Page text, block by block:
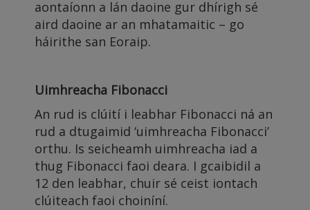
aontaíonn a lán daoine gur dhírigh sé
aird daoine ar an mhatamaitic – go
háirithe san Eoraip.
Uimhreacha Fibonacci
An rud is clúití i leabhar Fibonacci ná an
rud a dtugaimid ‘uimhreacha Fibonacci’
orthu. Is seicheamh uimhreacha iad a
thug Fibonacci faoi deara. I gcaibidil a
12 den leabhar, chuir sé ceist iontach
clúiteach faoi choiníní.